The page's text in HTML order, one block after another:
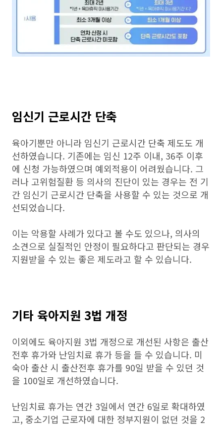
임신기 근로시간 단축
육아기뿐만 아니라 임신기 근로시간 단축 제도도 개
선하였습니다. 기존에는 임신 12주 이내, 36주 이후
에 신청 가능하였으며 예외적용이 어려웠습니다. 그
러나 고위험질환 등 의사의 진단이 있는 경우는 전 기
간 임신기 근로시간 단축을 사용할 수 있는 것으로 개
선되었습니다.
이는 악용할 사례가 있다고 볼 수도 있으나, 의사의
소견으로 실질적인 안정이 필요하다고 판단되는 경우
지원받을 수 있는 좋은 제도라고 할 수 있습니다.
기타 육아지원 3법 개정
이외에도 육아지원 3법 개정으로 개선된 사항은 출산
전후 휴가와 난임치료 휴가 등을 들 수 있습니다. 미
숙아 출산 시 출산전후 휴가를 90일 받을 수 있던 것
을 100일로 개선하였습니다.
난임치료 휴가는 연간 3일에서 연간 6일로 확대하였
고, 중소기업 근로자에 대한 정부지원이 없던 것을 2